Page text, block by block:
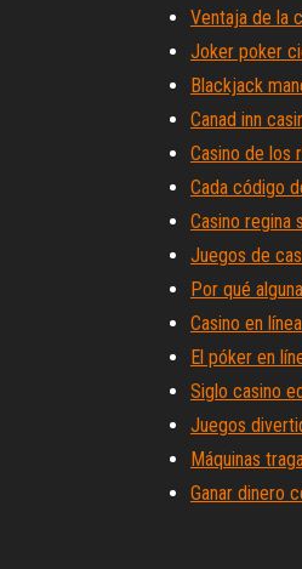
Ventaja de la
Joker poker
Blackjack
Canad inn
Casino de los
Cada código
Casino regina
Juegos de
Por qué
Casino en
El póker en
Siglo casino
Juegos
Máquinas
Ganar dinero